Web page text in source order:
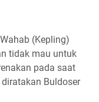
(Kepling)
tidak mau untuk
pada saat
Buldoser